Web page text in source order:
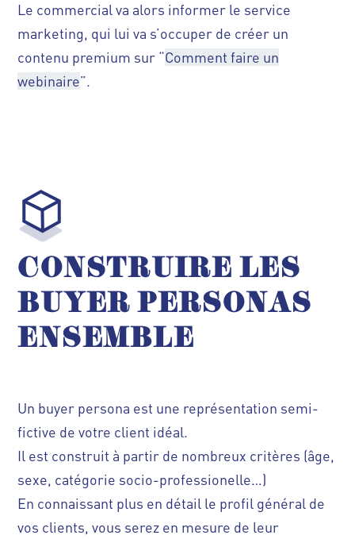
Le commercial va alors informer le service
marketing, qui lui va s’occuper de créer un
contenu premium sur “Comment faire un
webinaire”.
CONSTRUIRE LES
BUYER PERSONAS
ENSEMBLE
Un buyer persona est une représentation semi-
fictive de votre client idéal.
Il est construit à partir de nombreux critères (âge,
sexe, catégorie socio-professionelle…)
En connaissant plus en détail le profil général de
vos clients, vous serez en mesure de leur